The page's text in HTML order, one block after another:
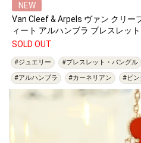
NEW
Van Cleef & Arpels ヴァン クリー
ィート アルハンブラ ブレスレッ
VCARN59K00
SOLD OUT
#ジュエリー #ブレスレット・バングル
#アルハンブラ
#カーネリアン #ピン